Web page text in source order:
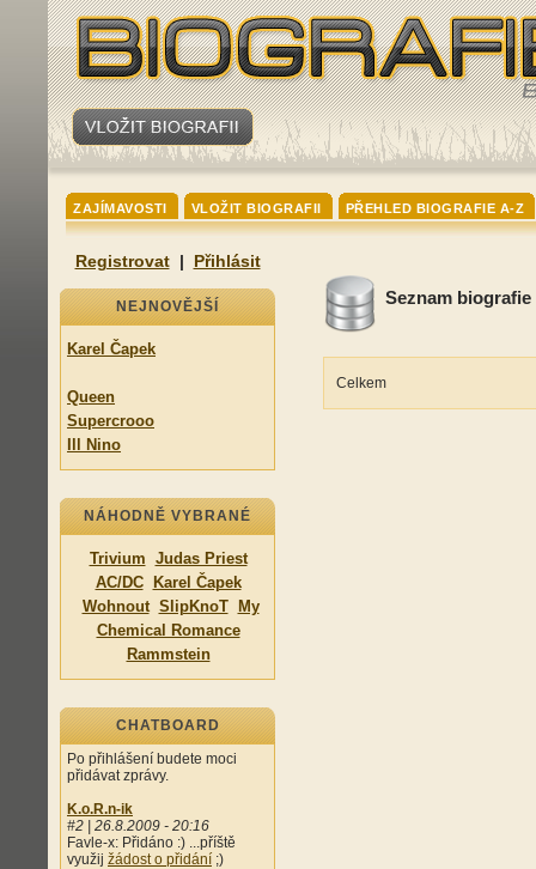
ZAJÍMAVOSTI VLOŽIT BIOGRAFII PŘEHLED BIOGRAFIE A-Z
Registrovat| Přihlásit
NEJNOVĚJŠÍ
Karel Čapek
Queen
Supercrooo
Ill Nino
NÁHODNĚ VYBRANÉ
Trivium Judas Priest
AC/DC
Karel Čapek
Wohnout SlipKnoT
My
Chemical Romance
Rammstein
CHATBOARD
Po přihlášení budete moci
přidávat zprávy.
K.o.R.n-ik
#2 | 26.8.2009 - 20:16
Favle-x: Přidáno :) ...příště
využij žádost o přidání ;)
Seznam biografie
Celkem